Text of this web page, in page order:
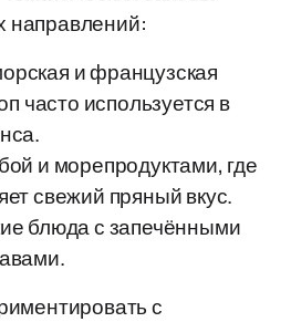
направлений:
и французская
часто используется в
и морепродуктами, где
свежий пряный вкус.
блюда с запечёнными
с